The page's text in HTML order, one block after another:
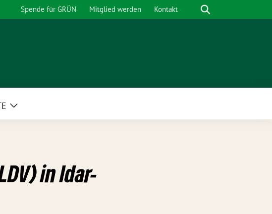
Spende für GRÜN Mitglied werden Kontakt Suche
Zeige
in Idar-